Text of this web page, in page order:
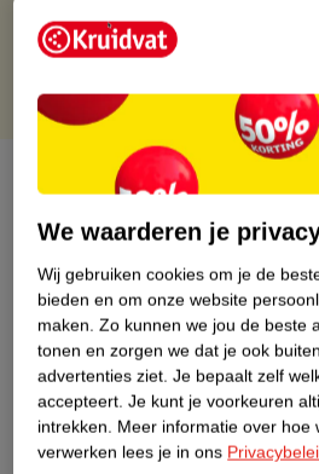
Gratis punten met je Kruidvat kaart
Over dit product
Productinformatie
Etiketinformatie
Nature Impact Score
Dit product
Impact Score.
Meer informatie
We waarderen je
Wij gebruiken cookies om je de
bieden en om onze website
maken. Zo kunnen we jou de beste
tonen en zorgen we dat je ook
advertenties ziet. Je bepaalt zelf
accepteert. Je kunt je voorkeuren
intrekken. Meer informatie over hoe
verwerken lees je in ons